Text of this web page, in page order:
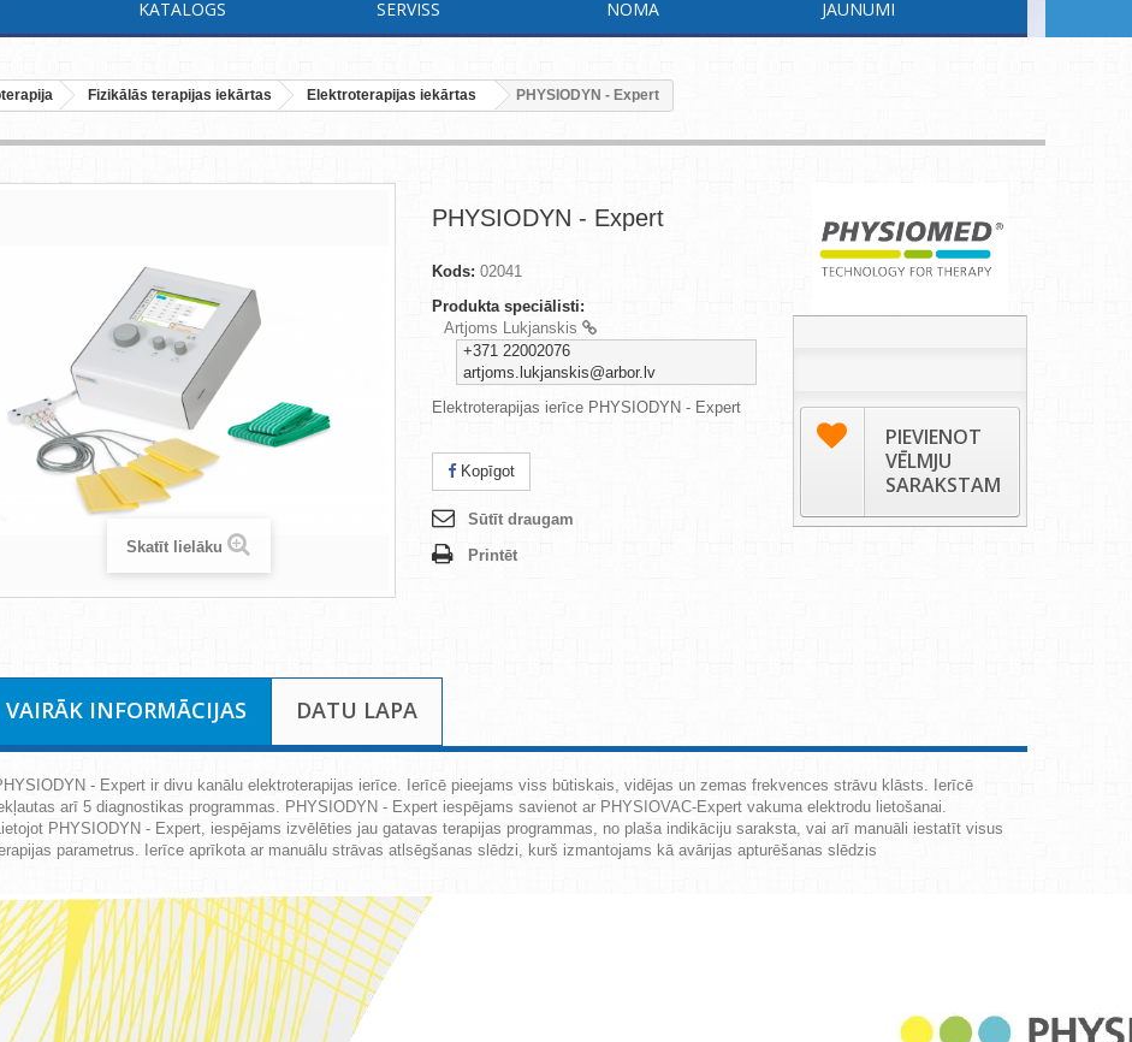
KATALOGS SERVISS NOMA JAUNUMI
Fizikālās terapijas iekārtas Elektroterapijas iekārtas PHYSIODYN - Expert
Skatīt lielāku
PHYSIODYN - Expert
Kods: 02041
Produkta speciālisti:
Artjoms Lukjanskis
+371 22002076
artjoms.lukjanskis@arbor.lv
Elektroterapijas ierīce PHYSIODYN - Expert
Kopīgot
Sūtīt draugam
Printēt
PIEVIENOT
VĒLMJU
SARAKSTAM
VAIRĀK INFORMĀCIJAS DATU LAPA
- Expert ir divu kanālu elektroterapijas ierīce. Ierīcē pieejams viss būtiskais, vidējas un zemas frekvences strāvu klāsts. Ierīcē
arī 5 diagnostikas programmas. PHYSIODYN - Expert iespējams savienot ar PHYSIOVAC-Expert vakuma elektrodu lietošanai.
PHYSIODYN - Expert, iespējams izvēlēties jau gatavas terapijas programmas, no plaša indikāciju saraksta, vai arī manuāli iestatīt visus
parametrus. Ierīce aprīkota ar manuālu strāvas atlsēgšanas slēdzi, kurš izmantojams kā avārijas apturēšanas slēdzis